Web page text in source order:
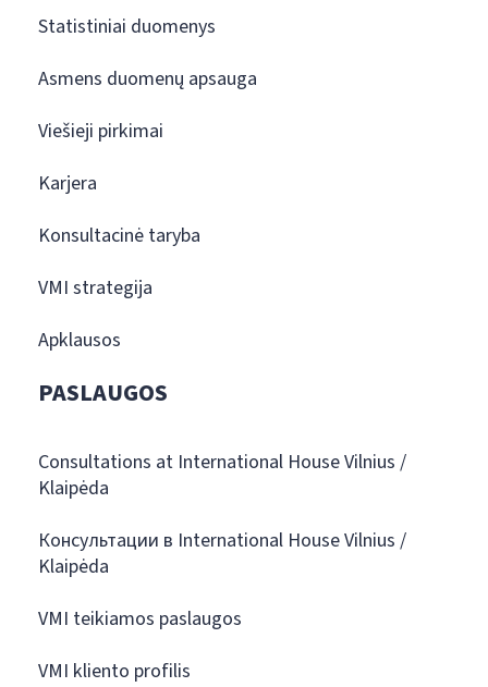
Statistiniai duomenys
Asmens duomenų apsauga
Viešieji pirkimai
Karjera
Konsultacinė taryba
VMI strategija
Apklausos
PASLAUGOS
Consultations at International House Vilnius /
Klaipėda
Консультации в International House Vilnius /
Klaipėda
VMI teikiamos paslaugos
VMI kliento profilis